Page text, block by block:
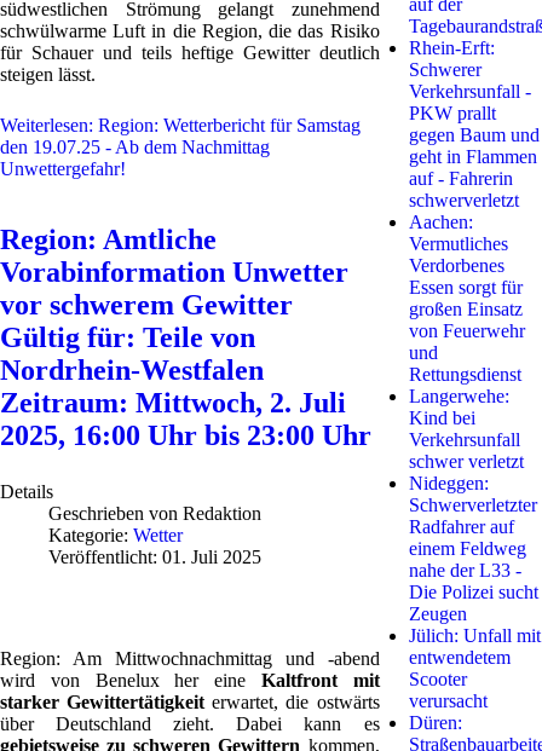
südwestlichen Strömung gelangt zunehmend
schwülwarme Luft in die Region, die das Risiko
für Schauer und teils heftige Gewitter deutlich
steigen lässt.
Weiterlesen: Region: Wetterbericht für Samstag
den 19.07.25 - Ab dem Nachmittag
Unwettergefahr!
Region: Amtliche
Vorabinformation Unwetter
vor schwerem Gewitter
Gültig für: Teile von
Nordrhein-Westfalen
Zeitraum: Mittwoch, 2. Juli
2025, 16:00 Uhr bis 23:00 Uhr
Details
Geschrieben von Redaktion
Kategorie: Wetter
Veröffentlicht: 01. Juli 2025
Region: Am Mittwochnachmittag und -abend
wird von Benelux her eine Kaltfront mit
starker Gewittertätigkeit erwartet, die ostwärts
über Deutschland zieht. Dabei kann es
gebietsweise zu schweren Gewittern kommen,
auf der
Rhein-Erft:
Schwerer
Verkehrsunfall -
PKW prallt
gegen Baum und
geht in Flammen
auf - Fahrerin
schwerverletzt
Aachen:
Vermutliches
Verdorbenes
Essen sorgt für
großen Einsatz
von Feuerwehr
und
Rettungsdienst
Langerwehe:
Kind bei
Verkehrsunfall
schwer verletzt
Nideggen:
Schwerverletzter
Radfahrer auf
einem Feldweg
nahe der L33 -
Die Polizei sucht
Zeugen
Jülich: Unfall mit
entwendetem
Scooter
verursacht
Düren: